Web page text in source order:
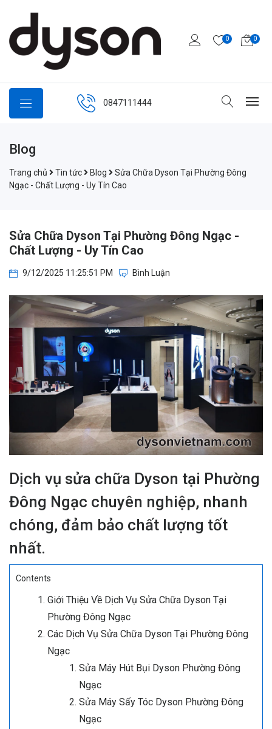
0 0
0847111444
Blog
Trang chủ Tin tức Blog
Sửa Chữa Dyson Tại Phường Đông
Ngạc - Chất Lượng - Uy Tín Cao
Sửa Chữa Dyson Tại Phường Đông Ngạc -
Chất Lượng - Uy Tín Cao
9/12/2025 11:25:51 PM Bình Luận
Dịch vụ sửa chữa Dyson tại Phường
Đông Ngạc chuyên nghiệp, nhanh
chóng, đảm bảo chất lượng tốt
nhất.
Contents
Giới Thiệu Về Dịch Vụ Sửa Chữa Dyson Tại
Phường Đông Ngạc
Các Dịch Vụ Sửa Chữa Dyson Tại Phường Đông
Ngạc
Sửa Máy Hút Bụi Dyson Phường Đông
Ngạc
Sửa Máy Sấy Tóc Dyson Phường Đông
Ngạc